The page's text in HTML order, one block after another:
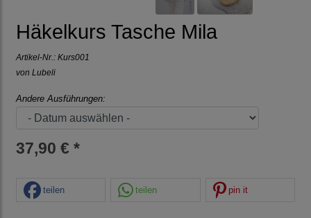
Häkelkurs Tasche Mila
Artikel-Nr.: Kurs001
von Lubeli
Andere Ausführungen:
37,90 € *
teilen teilen pin it